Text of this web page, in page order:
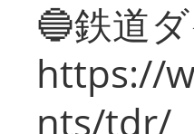
🔵鉄道
https://
nts/tdr/